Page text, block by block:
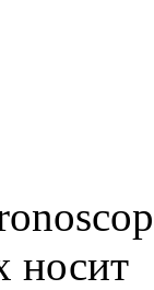
носит